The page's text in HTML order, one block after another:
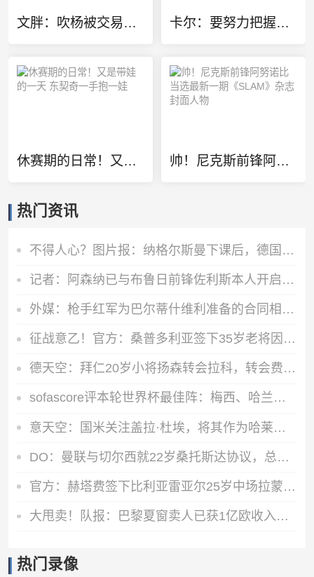
文胖：吹杨被交易前就有了续约保障 但奇才要求他缺战来争状元签 卡尔：要努力把握当下&尽可能多学东西 不被外界分散注意力
休赛期的日常！又是带娃的一天 东契奇一手抱一娃 帅！尼克斯前锋阿努诺比当选最新一期《SLAM》杂志封面人物
热门资讯
不得人心？图片报：纳格尔斯曼下课后，德国队仅有吕迪格社媒致谢
记者：阿森纳已与布鲁日前锋佐利斯本人开启谈判，并获知要价
外媒：枪手红军为巴尔蒂什维利准备的合同相同 转会将取决于球员
征战意乙！官方：桑普多利亚签下35岁老将因西涅，据报道签约1年
德天空：拜仁20岁小将扬森转会拉科，转会费可达700万欧+2次分成
sofascore评本轮世界杯最佳阵：梅西、哈兰德、贝林厄姆领衔
意天空：国米关注盖拉·杜埃，将其作为哈莱利的替代人选
DO：曼联与切尔西就22岁桑托斯达协议，总价5000万镑+10%二转分成
官方：赫塔费签下比利亚雷亚尔25岁中场拉蒙·特拉茨，合同至2029
大甩卖！队报：巴黎夏窗卖人已获1亿欧收入，关窗前冲击3亿欧纪录
热门录像